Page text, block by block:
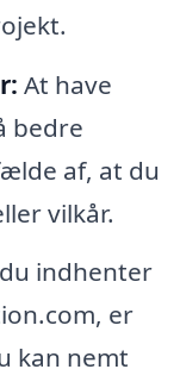
At have
bedre
af, at du
vilkår.
indhenter
er
kan nemt